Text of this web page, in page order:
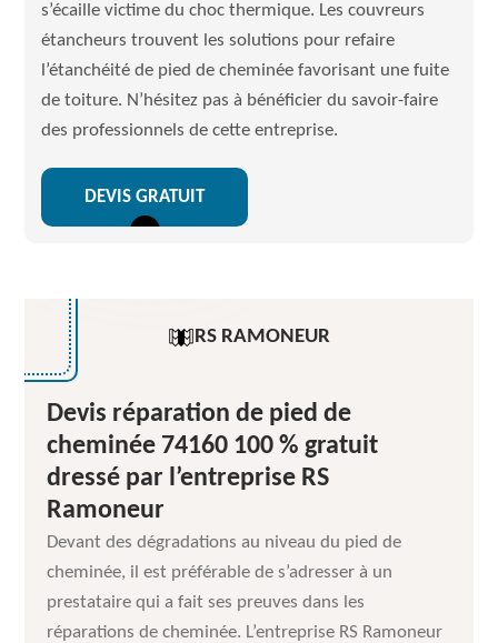
s’écaille victime du choc thermique. Les couvreurs
étancheurs trouvent les solutions pour refaire
l’étanchéité de pied de cheminée favorisant une fuite
de toiture. N’hésitez pas à bénéficier du savoir-faire
des professionnels de cette entreprise.
DEVIS GRATUIT
RS RAMONEUR
Devis réparation de pied de
cheminée 74160 100 % gratuit
dressé par l’entreprise RS
Ramoneur
Devant des dégradations au niveau du pied de
cheminée, il est préférable de s’adresser à un
prestataire qui a fait ses preuves dans les
réparations de cheminée. L’entreprise RS Ramoneur